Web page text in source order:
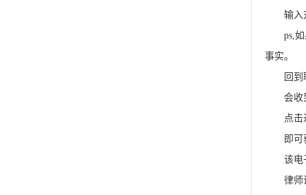
输入对
ps,如果
事实。
回到
会收到
点击
即可获
该电子
律师